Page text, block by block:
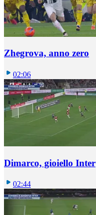
Zhegrova, anno zero
02:06
Dimarco, gioiello Inter
02:44